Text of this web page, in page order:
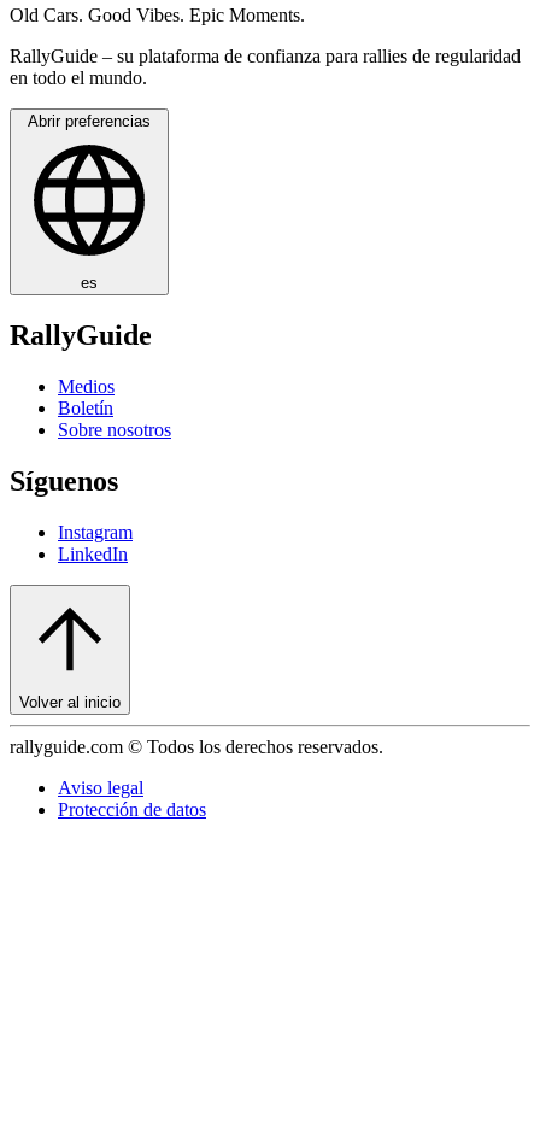
Old Cars. Good Vibes. Epic Moments.
RallyGuide – su plataforma de confianza para rallies de regularidad
en todo el mundo.
Abrir preferencias
es
RallyGuide
Medios
Boletín
Sobre nosotros
Síguenos
Instagram
LinkedIn
Volver al inicio
rallyguide.com © Todos los derechos reservados.
Aviso legal
Protección de datos